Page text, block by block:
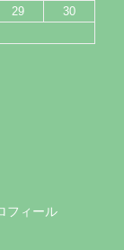
29
30
フィール